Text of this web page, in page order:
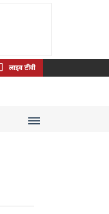
Malayalam
लाइव टीवी